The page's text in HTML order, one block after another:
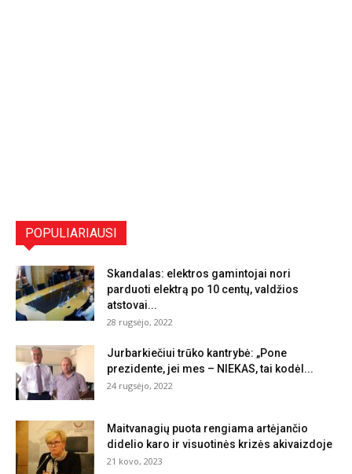
POPULIARIAUSI
Skandalas: elektros gamintojai nori
parduoti elektrą po 10 centų, valdžios
atstovai...
28 rugsėjo, 2022
Jurbarkiečiui trūko kantrybė: „Pone
prezidente, jei mes – NIEKAS, tai kodėl...
24 rugsėjo, 2022
Maitvanagių puota rengiama artėjančio
didelio karo ir visuotinės krizės akivaizdoje
21 kovo, 2023